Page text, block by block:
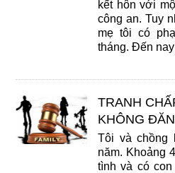
kết hôn với
công an. Tuy
mẹ tôi có
tháng. Đến
TRANH
KHÔNG
Tôi và chồng
năm. Khoảng
tình và có